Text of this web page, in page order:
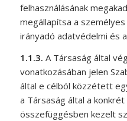
felhasználásának
megállapítsa a
irányadó adatvédelmi és
1.1.3. A Társaság által
vonatkozásában jelen
által e célból közzétett
a Társaság által a
összefüggésben kezelt